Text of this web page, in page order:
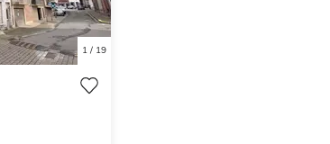
1/ 19